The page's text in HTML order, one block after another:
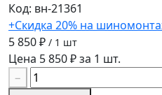
Код: вн-21361
+Скидка 20% на
5 850 ₽ / 1 шт
Цена 5 850 ₽ за 1 шт.
−